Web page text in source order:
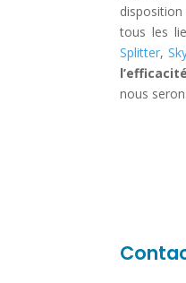
tous les
Splitter,
nous